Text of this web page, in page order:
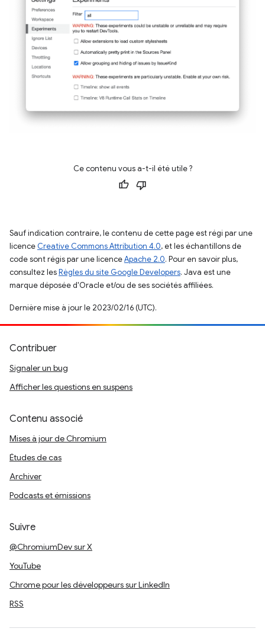
Ce contenu vous a-t-il été utile ?
Sauf indication contraire, le contenu de cette page est régi par une
licence Creative Commons Attribution 4.0, et les échantillons de
code sont régis par une licenceApache 2.0. Pour en savoir plus,
consultez lesRègles du site Google Developers. Java est une
marque déposée d'Oracle et/ou de ses sociétés affiliées.
Dernière mise à jour le 2023/02/16 (UTC).
Contribuer
Signaler un bug
Afficher les questions en suspens
Contenu associé
Mises à jour de Chromium
Études de cas
Archiver
Podcasts et émissions
Suivre
@ChromiumDev sur X
YouTube
Chrome pour les développeurs sur LinkedIn
RSS